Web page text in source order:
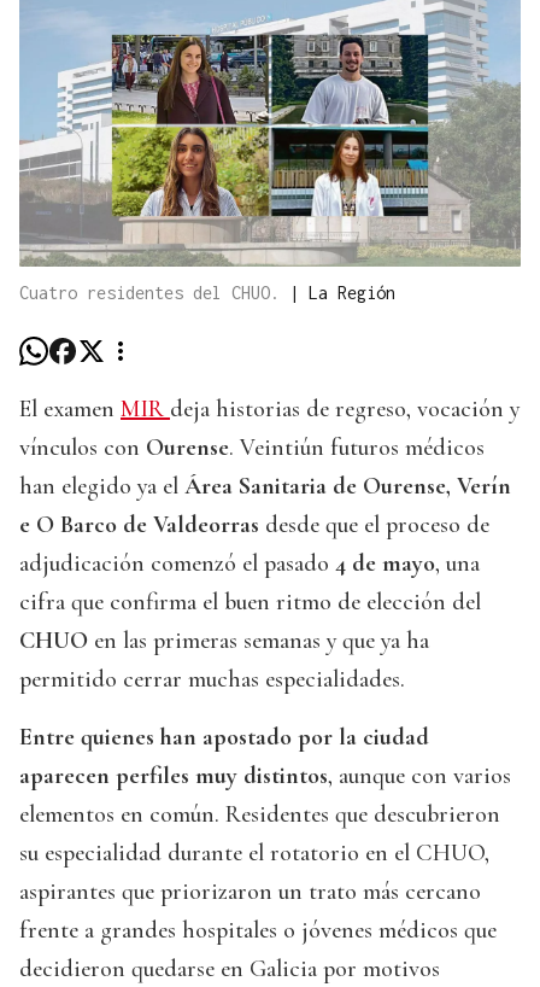
Cuatro residentes del CHUO. | La Región
El examen MIR deja historias de regreso, vocación y
vínculos con Ourense. Veintiún futuros médicos
han elegido ya el Área Sanitaria de Ourense, Verín
e O Barco de Valdeorras desde que el proceso de
adjudicación comenzó el pasado 4 de mayo, una
cifra que confirma el buen ritmo de elección del
CHUO en las primeras semanas y que ya ha
permitido cerrar muchas especialidades.
Entre quienes han apostado por la ciudad
aparecen perfiles muy distintos, aunque con varios
elementos en común. Residentes que descubrieron
su especialidad durante el rotatorio en el CHUO,
aspirantes que priorizaron un trato más cercano
frente a grandes hospitales o jóvenes médicos que
decidieron quedarse en Galicia por motivos